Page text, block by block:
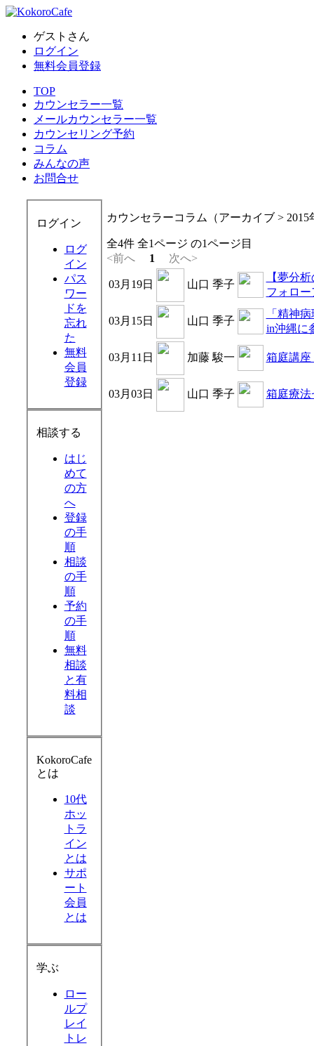
ゲストさん
ログイン
無料会員登録
TOP
カウンセラー一覧
メールカウンセラー一覧
カウンセリング予約
コラム
みんなの声
お問合せ
ログイン
ログ
イン
パス
ワー
ドを
忘れ
た
無料
会員
登録
相談する
はじ
めて
の方
へ
登録
の手
順
相談
の手
順
予約
の手
順
無料
相談
と有
料相
談
KokoroCafe
とは
10代
ホッ
トラ
イン
とは
サポ
ート
会員
とは
学ぶ
ロー
ルプ
レイ
トレ
カウンセラーコラム（アーカイブ > 2015
全4件 全1ページ の1ページ目
<前へ
1 次へ>
03月19日 山口 季子
【夢分
フォロ
03月15日 山口 季子
「精神
in沖縄に
03月11日 加藤 駿一 箱庭講
03月03日 山口 季子 箱庭療法